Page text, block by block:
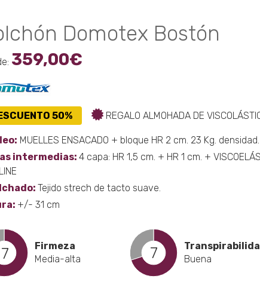
Domotex Bostón
359,00€
50% REGALO ALMOHADA DE
MUELLES ENSACADO + bloque HR 2 cm. 23 Kg. densidad.
intermedias: 4 capa: HR 1,5 cm. + HR 1 cm. +
Tejido strech de tacto suave.
+/- 31 cm
7
Firmeza
Media-alta
7
Buena